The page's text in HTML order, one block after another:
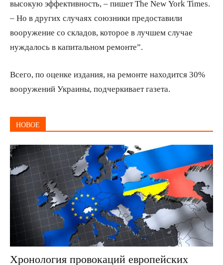
высокую эффективность, – пишет The New York Times.
– Но в других случаях союзники предоставили
вооружение со складов, которое в лучшем случае
нуждалось в капитальном ремонте”.
Всего, по оценке издания, на ремонте находится 30%
вооружений Украины, подчеркивает газета.
НОВОЕ
Хронология провокаций европейских